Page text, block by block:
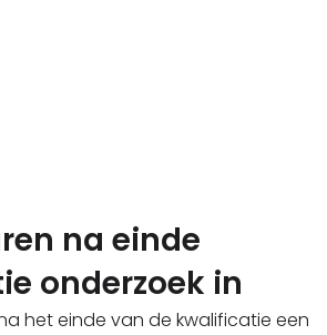
na einde
onderzoek in
het einde van de kwalificatie een